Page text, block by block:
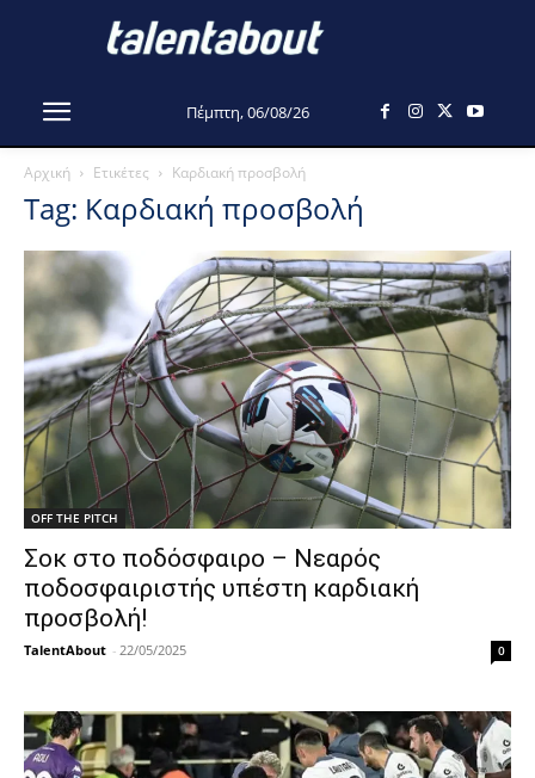
Πέμπτη, 06/08/26
Αρχική Ετικέτες Καρδιακή προσβολή
Tag: Καρδιακή προσβολή
OFF THE PITCH
Σοκ στο ποδόσφαιρο – Νεαρός
ποδοσφαιριστής υπέστη καρδιακή
προσβολή!
TalentAbout - 22/05/2025 0